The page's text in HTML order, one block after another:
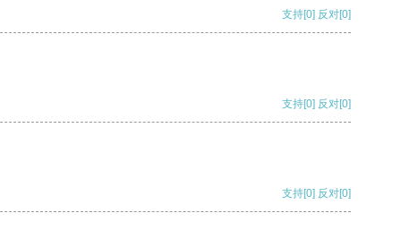
支持[0] 反对[0]
支持[0] 反对[0]
支持[0] 反对[0]